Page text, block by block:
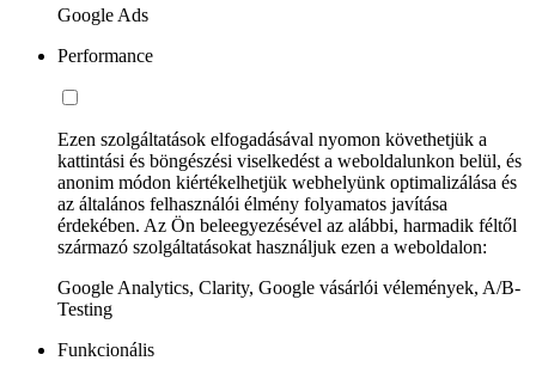
Google Ads
Performance
Ezen szolgáltatások elfogadásával nyomon követhetjük a
kattintási és böngészési viselkedést a weboldalunkon belül, és
anonim módon kiértékelhetjük webhelyünk optimalizálása és
az általános felhasználói élmény folyamatos javítása
érdekében. Az Ön beleegyezésével az alábbi, harmadik féltől
származó szolgáltatásokat használjuk ezen a weboldalon:
Google Analytics, Clarity, Google vásárlói vélemények, A/B-
Testing
Funkcionális